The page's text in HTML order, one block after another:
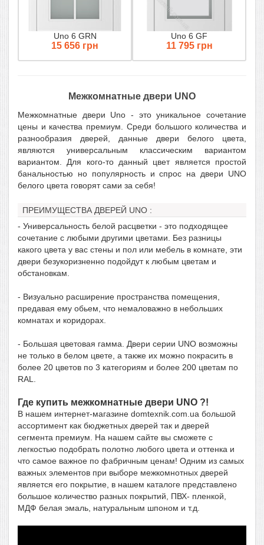
Uno 6 GRN
15 656 грн
Uno 6 GF
11 795 грн
Межкомнатные двери UNO
Межкомнатные двери Uno - это уникальное сочетание
цены и качества премиум. Среди большого количества и
разнообразия дверей, данные двери белого цвета,
являются универсальным классическим вариантом
вариантом. Для кого-то данный цвет является простой
банальностью но популярность и спрос на двери UNO
белого цвета говорят сами за себя!
ПРЕИМУЩЕСТВА ДВЕРЕЙ UNO :
- Универсальность белой расцветки - это подходящее
сочетание с любыми другими цветами. Без разницы
какого цвета у вас стены и пол или мебель в комнате, эти
двери безукоризненно подойдут к любым цветам и
обстановкам.
- Визуально расширение пространства помещения,
предавая ему обьем, что немаловажно в небольших
комнатах и коридорах.
- Большая цветовая гамма. Двери серии UNO возможны
не только в белом цвете, а также их можно покрасить в
более 20 цветов по 3 категориям и более 200 цветам по
RAL.
Где купить межкомнатные двери UNO ?!
В нашем интернет-магазине domtexnik.com.ua большой
ассортимент как бюджетных дверей так и дверей
сегмента премиум. На нашем сайте вы сможете с
легкостью подобрать полотно любого цвета и оттенка и
что самое важное по фабричным ценам! Одним из самых
важных элементов при выборе межкомнотных дверей
является его покрытие, в нашем каталоге представлено
большое количество разных покрытий, ПВХ- пленкой
МДФ белая эмаль натуральным шпоном и т.д.